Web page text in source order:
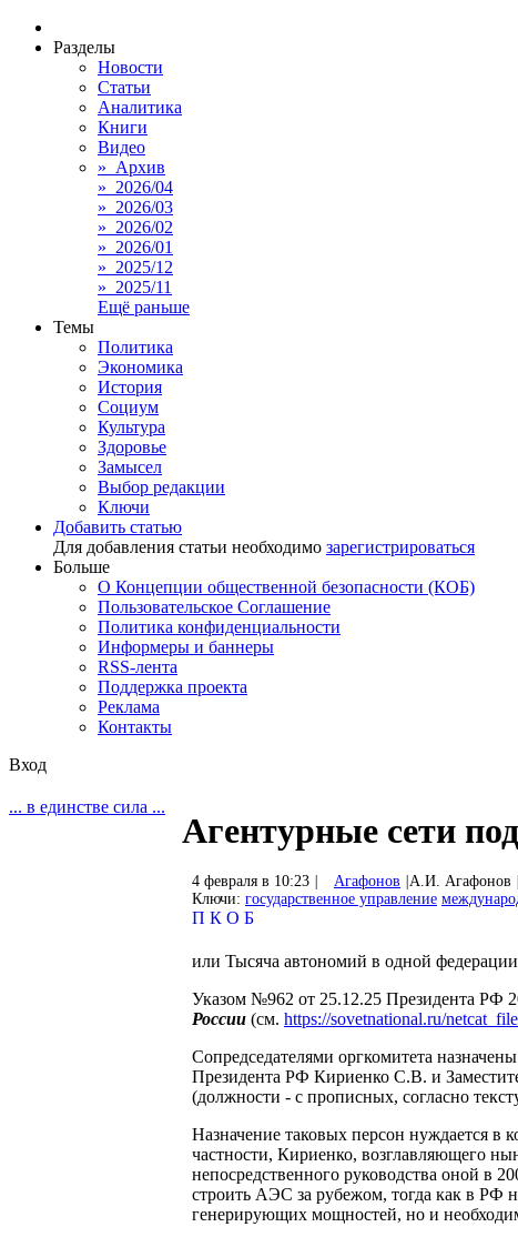
Разделы
Новости
Статьи
Аналитика
Книги
Видео
» Архив
» 2026/04
» 2026/03
» 2026/02
» 2026/01
» 2025/12
» 2025/11
Ещё раньше
Темы
Политика
Экономика
История
Социум
Культура
Здоровье
Замысел
Выбор редакции
Ключи
Добавить статью
Для добавления статьи необходимо зарегистрироваться
Больше
О Концепции общественной безопасности (КОБ)
Пользовательское Соглашение
Политика конфиденциальности
Информеры и баннеры
RSS-лента
Поддержка проекта
Реклама
Контакты
Вход
... в единстве сила ...
Агентурные сети
4 февраля в 10:23 Агафонов А.И. Агафонов
Ключи: государственное управление
П К О Б
или Тысяча автономий в одной
Указом №962 от 25.12.25 Президента РФ
России (см. https://sovetnational.ru/
Сопредседателями оргкомитета
Президента РФ Кириенко С.В. и
(должности - с прописных, согласно
Назначение таковых персон нуждается в
частности, Кириенко, возглавляющего
непосредственного руководства оной в
строить АЭС за рубежом, тогда как в РФ
генерирующих мощностей, но и